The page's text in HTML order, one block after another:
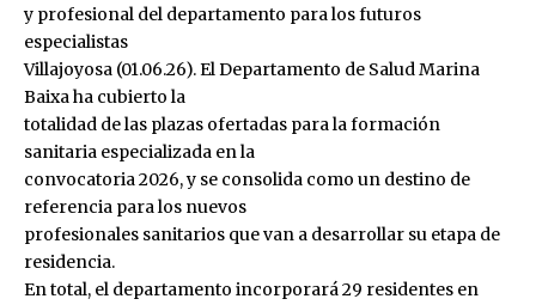
y profesional del departamento para los futuros
especialistas
Villajoyosa (01.06.26). El Departamento de Salud Marina
Baixa ha cubierto la
totalidad de las plazas ofertadas para la formación
sanitaria especializada en la
convocatoria 2026, y se consolida como un destino de
referencia para los nuevos
profesionales sanitarios que van a desarrollar su etapa de
residencia.
En total, el departamento incorporará 29 residentes en